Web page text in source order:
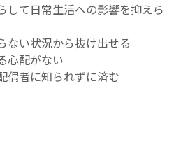
して日常生活への影響を抑えら
ない状況から抜け出せる
心配がない
偶者に知られずに済む